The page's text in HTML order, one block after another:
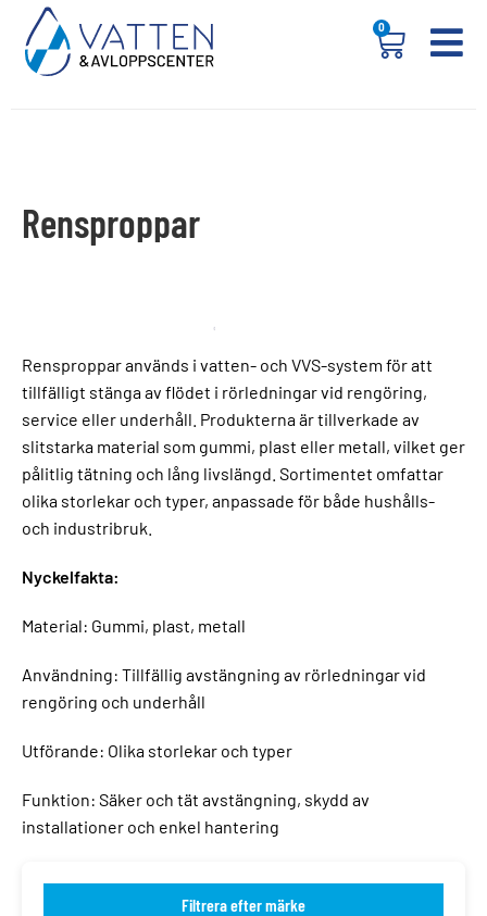
0
Rensproppar
Rensproppar används i vatten- och VVS-system för att
tillfälligt stänga av flödet i rörledningar vid rengöring,
service eller underhåll. Produkterna är tillverkade av
slitstarka material som gummi, plast eller metall, vilket ger
pålitlig tätning och lång livslängd. Sortimentet omfattar
olika storlekar och typer, anpassade för både hushålls-
och industribruk.
Nyckelfakta:
Material: Gummi, plast, metall
Användning: Tillfällig avstängning av rörledningar vid
rengöring och underhåll
Utförande: Olika storlekar och typer
Funktion: Säker och tät avstängning, skydd av
installationer och enkel hantering
Filtrera efter märke